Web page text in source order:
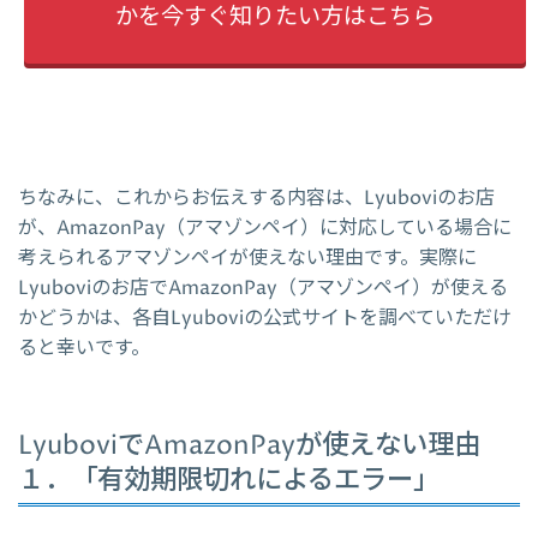
かを今すぐ知りたい方はこちら
ちなみに、これからお伝えする内容は、Lyuboviのお店
が、AmazonPay（アマゾンペイ）に対応している場合に
考えられるアマゾンペイが使えない理由です。実際に
Lyuboviのお店でAmazonPay（アマゾンペイ）が使える
かどうかは、各自Lyuboviの公式サイトを調べていただけ
ると幸いです。
LyuboviでAmazonPayが使えない理由
１．「有効期限切れによるエラー」